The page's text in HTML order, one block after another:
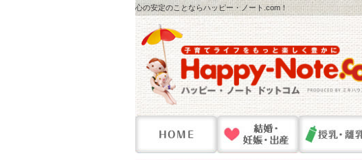
心の安定のことならハッピー・ノート.com！